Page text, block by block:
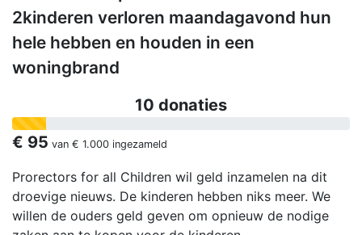
2kinderen verloren maandagavond hun
hele hebben en houden in een
woningbrand
10 donaties
€ 95 van € 1.000 ingezameld
Prorectors for all Children wil geld inzamelen na dit
droevige nieuws. De kinderen hebben niks meer. We
willen de ouders geld geven om opnieuw de nodige